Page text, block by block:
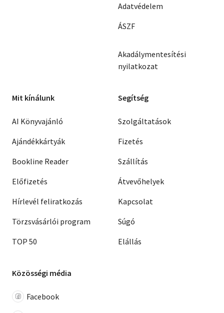
Adatvédelem
ÁSZF
Akadálymentesítési
nyilatkozat
Mit kínálunk
AI Könyvajánló
Ajándékkártyák
Bookline Reader
Előfizetés
Hírlevél feliratkozás
Törzsvásárlói program
TOP 50
Segítség
Szolgáltatások
Fizetés
Szállítás
Átvevőhelyek
Kapcsolat
Súgó
Elállás
Közösségi média
Facebook